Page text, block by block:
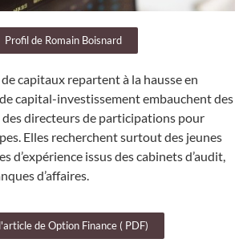
Profil de Romain Boisnard
capitaux repartent à la hausse en
capital-investissement embauchent des
des directeurs de participations pour
Elles recherchent surtout des jeunes
d’expérience issus des cabinets d’audit,
d’affaires.
de Option Finance ( PDF)